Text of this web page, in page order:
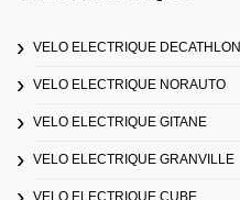
VELO ELECTRIQUE DECATHLON
VELO ELECTRIQUE NORAUTO
VELO ELECTRIQUE GITANE
VELO ELECTRIQUE GRANVILLE
VELO ELECTRIQUE CUBE